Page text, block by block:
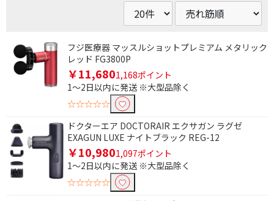
フジ医療器 マッスルショットプレミアム メタリック
レッド FG3800P
￥11,6801,168ポイント
1～2日以内に発送 ※大型品除く
☆☆☆☆☆
ドクターエア DOCTORAIR エクサガン ラグゼ
EXAGUN LUXE ナイトブラック REG-12
￥10,9801,097ポイント
1～2日以内に発送 ※大型品除く
☆☆☆☆☆